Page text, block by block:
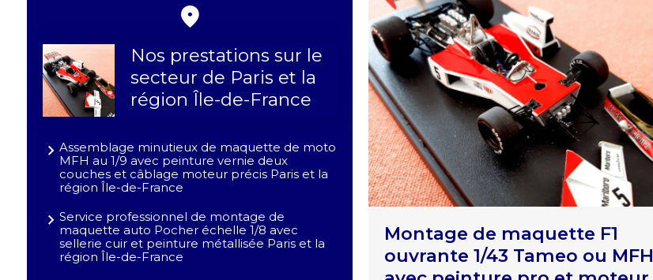
Nos prestations sur le
secteur de Paris et la
région Île-de-France
Assemblage minutieux de maquette de moto
MFH au 1/9 avec peinture vernie deux
couches et câblage moteur précis Paris et la
région Île-de-France
Service professionnel de montage de
maquette auto Pocher échelle 1/8 avec
sellerie cuir et peinture métallisée Paris et la
région Île-de-France
Montage de maquette F1
ouvrante 1/43 Tameo ou MFH